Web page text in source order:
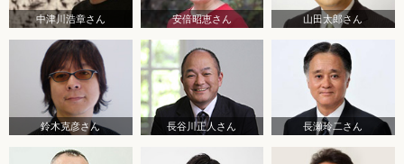
中津川浩章さん 安倍昭恵さん 山田太郎さん
鈴木克彦さん 長谷川正人さん 長瀬玲二さん